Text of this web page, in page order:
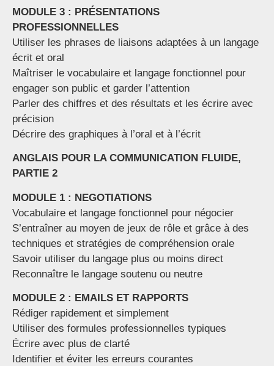
MODULE 3 : PRÉSENTATIONS
PROFESSIONNELLES
Utiliser les phrases de liaisons adaptées à un langage
écrit et oral
Maîtriser le vocabulaire et langage fonctionnel pour
engager son public et garder l’attention
Parler des chiffres et des résultats et les écrire avec
précision
Décrire des graphiques à l’oral et à l’écrit
ANGLAIS POUR LA COMMUNICATION FLUIDE,
PARTIE 2
MODULE 1 : NEGOTIATIONS
Vocabulaire et langage fonctionnel pour négocier
S’entraîner au moyen de jeux de rôle et grâce à des
techniques et stratégies de compréhension orale
Savoir utiliser du langage plus ou moins direct
Reconnaître le langage soutenu ou neutre
MODULE 2 : EMAILS ET RAPPORTS
Rédiger rapidement et simplement
Utiliser des formules professionnelles typiques
Écrire avec plus de clarté
Identifier et éviter les erreurs courantes